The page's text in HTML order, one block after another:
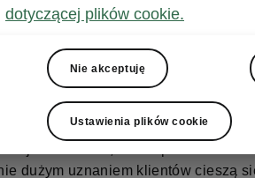
wzrostów nawet w obliczu
osiągnął dobre wyniki sprzedaży
Niekwestionowanym liderem
miesięcy obecnego roku
dużym uznaniem klientów cieszą
dotyczącej plików cookie.
Nie akceptuję
Ustawienia plików cookie